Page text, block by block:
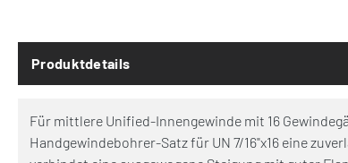
Produktdetails
Für mittlere Unified-Innengewinde mit 16
Handgewindebohrer-Satz für UN 7/16"x16 eine